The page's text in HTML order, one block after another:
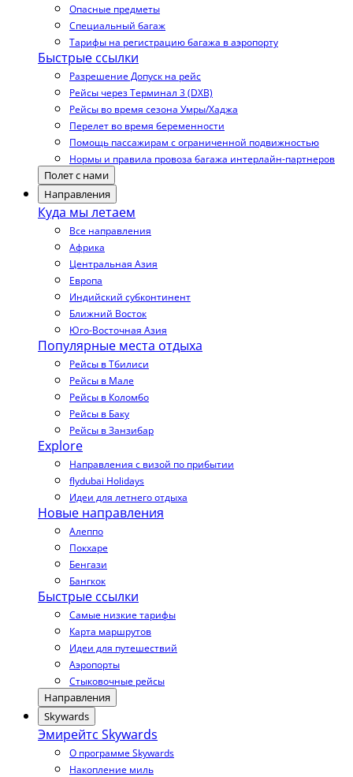
Опасные предметы
Специальный багаж
Тарифы на регистрацию багажа в аэропорту
Быстрые ссылки
Разрешение Допуск на рейс
Рейсы через Терминал 3 (DXB)
Рейсы во время сезона Умры/Хаджа
Перелет во время беременности
Помощь пассажирам с ограниченной подвижностью
Нормы и правила провоза багажа интерлайн-партнеров
Полет с нами
Направления
Куда мы летаем
Все направления
Африка
Центральная Азия
Европа
Индийский субконтинент
Ближний Восток
Юго-Восточная Азия
Популярные места отдыха
Рейсы в Тбилиси
Рейсы в Мале
Рейсы в Коломбо
Рейсы в Баку
Рейсы в Занзибар
Explore
Направления с визой по прибытии
flydubai Holidays
Идеи для летнего отдыха
Новые направления
Алеппо
Покхаре
Бенгази
Бангкок
Быстрые ссылки
Самые низкие тарифы
Карта маршрутов
Идеи для путешествий
Аэропорты
Стыковочные рейсы
Направления
Skywards
Эмирейтс Skywards
О программе Skywards
Накопление миль